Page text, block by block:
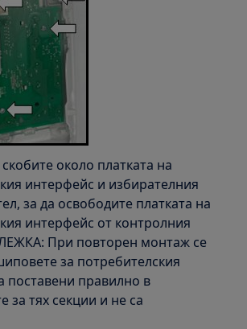
около платката на
интерфейс и избирателния
за да освободите платката на
интерфейс от контролния
При повторен монтаж се
за потребителския
поставени правилно в
за тях секции и не са